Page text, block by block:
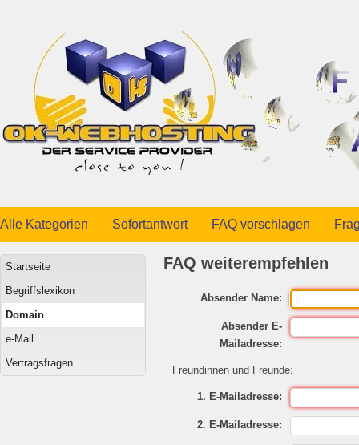
Alle Kategorien Sofortantwort FAQ vorschlagen
Startseite
Begriffslexikon
Domain
e-Mail
Vertragsfragen
FAQ weiterempfehlen
Absender Name:
Absender E-
Mailadresse:
Freundinnen und Freunde:
1. E-Mailadresse:
2. E-Mailadresse: